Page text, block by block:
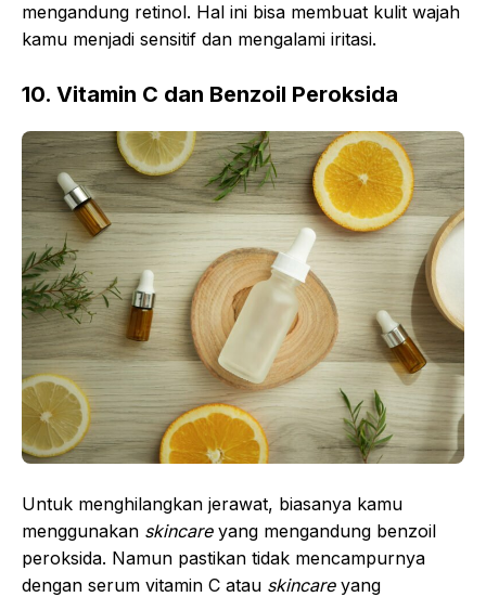
mengandung retinol. Hal ini bisa membuat kulit wajah
kamu menjadi sensitif dan mengalami iritasi.
10. Vitamin C dan Benzoil Peroksida
Untuk menghilangkan jerawat, biasanya kamu
menggunakan skincareyang mengandung benzoil
peroksida. Namun pastikan tidak mencampurnya
dengan serum vitamin C atau skincareyang